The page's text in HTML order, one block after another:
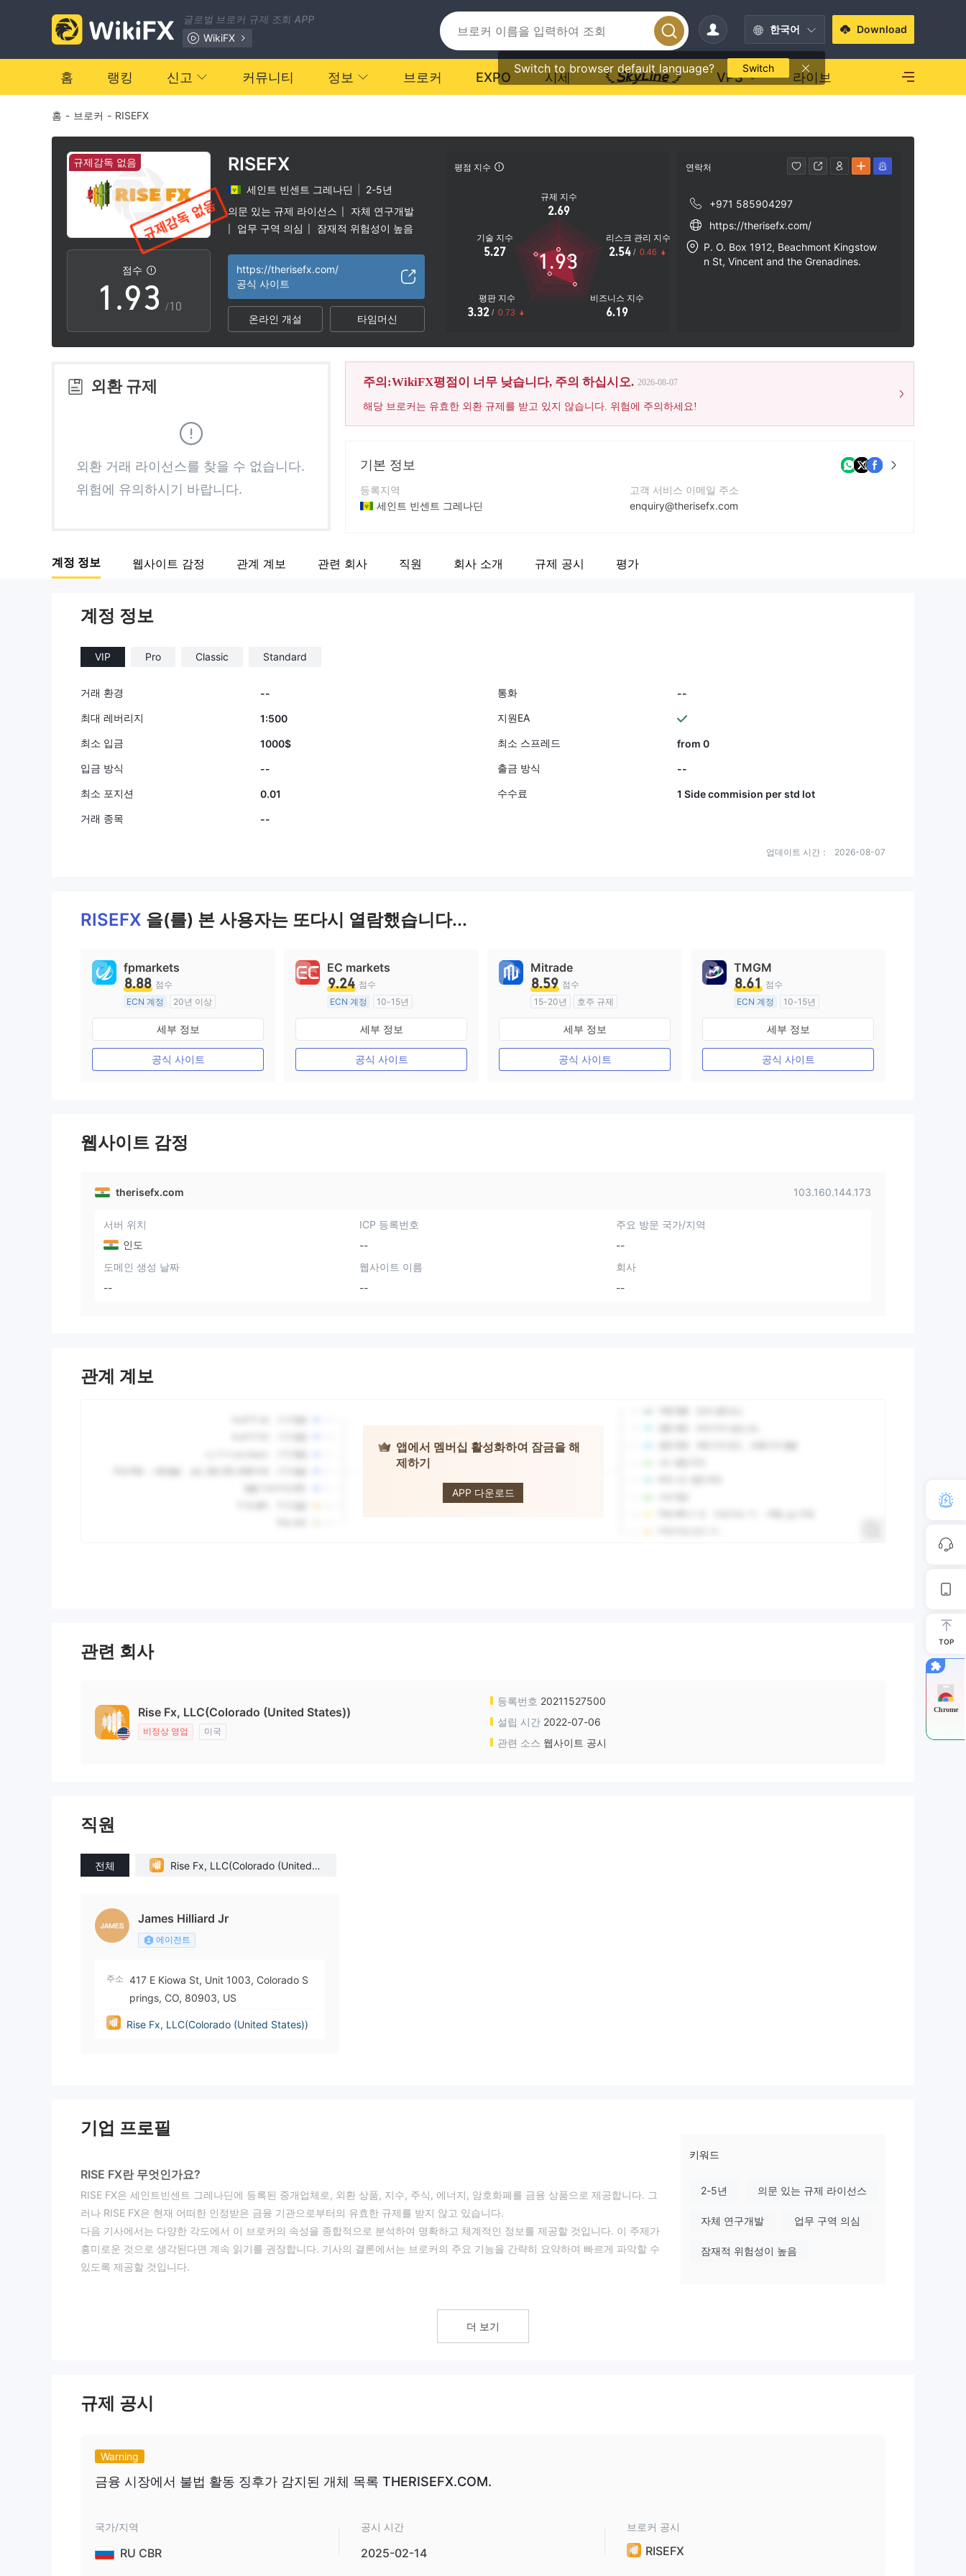
글로벌 브로커 규제 조회 APP
WikiFX
한국어
Switch to browser default language? Switch
Download
홈 랭킹 신고 커뮤니티 정보 브로커 EXPO 시세 VPS 라이브
홈 - 브로커 - RISEFX
규제감독 없음
점수
0
1
2
3
5
6
7
8
9
.
3
4
5
6
7
8
9
1
2
3
4
5
7
8
9
/10
RISEFX
세인트 빈센트 그레나딘
2-5년
의문 있는 규제 라이선스
자체 연구개발
업무 구역 의심 잠재적 위험성이 높음
https://therisefx.com/
공식 사이트
온라인 개설 타임머신
평점 지수
규제 지수
2.69
기술 지수
5.27
평판 지수
3.32 / 0.73
비즈니스 지수
6.19
리스크 관리 지수
2.54 / 0.46
1.93
연락처
+971 585904297
https://therisefx.com/
P. O. Box 1912, Beachmont Kingstow
n St, Vincent and the Grenadines.
외환 규제
외환 거래 라이선스를 찾을 수 없습니다.
위험에 유의하시기 바랍니다.
주의:WikiFX평점이 너무 낮습니다, 주의 하십시오. 2026-08-07
해당 브로커는 유효한 외환 규제를 받고 있지 않습니다. 위험에 주의하세요!
기본 정보
등록지역
세인트 빈센트 그레나딘
회사 전체 이름
고객 서비스 이메일 주소
enquiry@therisefx.com
회사 웹사이트
계정 정보 웹사이트 감정 관계 계보 관련 회사 직원 회사 소개 규제 공시 평가
계정 정보
VIP Pro Classic Standard
거래 환경 -- 통화
--
최대 레버리지
1:500 지원EA
최소 입금 1000$ 최소 스프레드
from 0
입금 방식
-- 출금 방식
--
최소 포지션
0.01 수수료
1 Side commision per std lot
거래 종목
--
업데이트 시간： 2026-08-07
RISEFX 을(를) 본 사용자는 또다시 열람했습니다...
fpmarkets
8.88 점수
ECN 계정
20년 이상
호주 규제
외환 거래 라이선스 (MM)
마스터 레이블 MT4
세부 정보
공식 사이트
EC markets
9.24 점수
ECN 계정
10-15년
호주 규제
외환 거래 라이선스 (MM)
마스터 레이블 MT4
세부 정보
공식 사이트
Mitrade
8.59 점수
15-20년
호주 규제
외환 거래 라이선스 (MM)
자체 연구개발세부 정보
공식 사이트
TMGM
8.61 점수
ECN 계정
10-15년
호주 규제
외환 거래 라이선스 (MM)
마스터 레이블 MT4
세부 정보
공식 사이트
웹사이트 감정
therisefx.com 103.160.144.173
서버 위치
인도
ICP 등록번호
--
주요 방문 국가/지역
--
도메인 생성 날짜
--
웹사이트 이름
--
회사
--
관계 계보
앱에서 멤버십 활성화하여 잠금을 해
제하기
APP 다운로드
관련 회사
Rise Fx, LLC(Colorado (United States))
비정상 영업 미국
등록번호 20211527500
설립 시간 2022-07-06
관련 소스 웹사이트 공시
직원
전체
Rise Fx, LLC(Colorado (United S
James Hilliard Jr
에이전트
주소 417 E Kiowa St, Unit 1003, Colorado S
prings, CO, 80903, US
Rise Fx, LLC(Colorado (United States))
기업 프로필
RISE FX란 무엇인가요?
RISE FX은 세인트빈센트 그레나딘에 등록된 중개업체로, 외환 상품, 지수, 주식, 에너지, 암호화폐를 금융 상품으로 제공합니다. 그
러나 RISE FX은 현재 어떠한 인정받은 금융 기관으로부터의 유효한 규제를 받지 않고 있습니다.
다음 기사에서는 다양한 각도에서 이 브로커의 속성을 종합적으로 분석하여 명확하고 체계적인 정보를 제공할 것입니다. 이 주제가
흥미로운 것으로 생각된다면 계속 읽기를 권장합니다. 기사의 결론에서는 브로커의 주요 기능을 간략히 요약하여 빠르게 파악할 수
있도록 제공할 것입니다.
정을 내릴 수 있도록 지원합니다.
수용 가능한 최소 입금액:
성을 제공합니다.
규제되지 않음
: 규제 부재로 인해 자금 보안 및 법적 보호에 대한 트레이더의 위험을 증가시키며 신뢰성과 신뢰성에 영향을 미칩
니다.
키워드
2-5년 의문 있는 규제 라이선스
자체 연구개발 업무 구역 의심
잠재적 위험성이 높음
더 보기
규제 공시
Warning
금융 시장에서 불법 활동 징후가 감지된 개체 목록 THERISEFX.COM.
국가/지역
RU CBR
공시 시간
2025-02-14
브로커 공시
RISEFX
TOP
Chrome